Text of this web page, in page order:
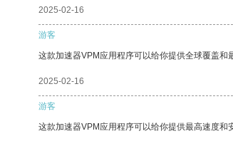
2025-02-16
游客
这款加速器VPM应用程序可以给你提供全球覆盖和
2025-02-16
游客
这款加速器VPM应用程序可以给你提供最高速度和